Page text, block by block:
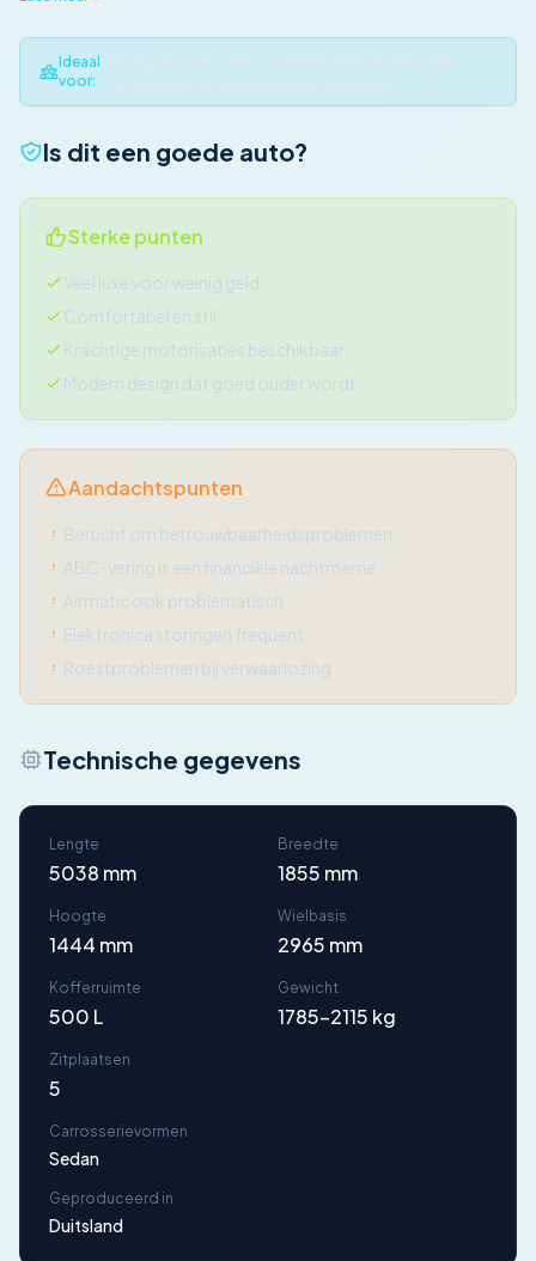
Ideaal
voor:
Is dit een goede auto?
Sterke punten
Veel luxe voor weinig geld
Comfortabel en stil
Krachtige motorisaties beschikbaar
Modern design dat goed ouder wordt
Aandachtspunten
Berucht om betrouwbaarheidsproblemen
ABC-vering is een financiële nachtmerrie
Airmatic ook problematisch
Elektronica storingen frequent
Roestproblemen bij verwaarlozing
Technische gegevens
Lengte
5038 mm
Breedte
1855 mm
Hoogte
1444 mm
Wielbasis
2965 mm
Kofferruimte
500 L
Gewicht
1785-2115 kg
Zitplaatsen
5
Carrosserievormen
Sedan
Geproduceerd in
Duitsland